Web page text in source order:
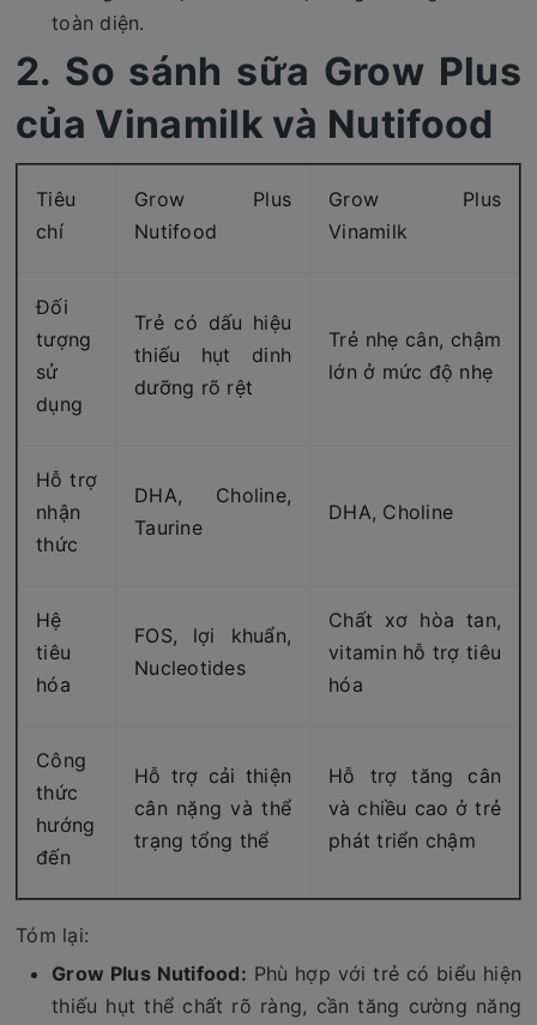
toàn diện.
2. So sánh sữa Grow Plus
của Vinamilk và Nutifood
Tiêu
chí
Grow Plus
Nutifood
Grow Plus
Vinamilk
Đối
tượng
sử
dụng
Trẻ có dấu hiệu
thiếu hụt dinh
dưỡng rõ rệt
Trẻ nhẹ cân, chậm
lớn ở mức độ nhẹ
Hỗ trợ
nhận
thức
DHA, Choline,
Taurine
DHA, Choline
Hệ
tiêu
hóa
FOS, lợi khuẩn,
Nucleotides
Chất xơ hòa tan,
vitamin hỗ trợ tiêu
hóa
Công
thức
hướng
đến
Hỗ trợ cải thiện
cân nặng và thể
trạng tổng thể
Hỗ trợ tăng cân
và chiều cao ở trẻ
phát triển chậm
Tóm lại:
Grow Plus Nutifood: Phù hợp với trẻ có biểu hiện
thiếu hụt thể chất rõ ràng, cần tăng cường năng